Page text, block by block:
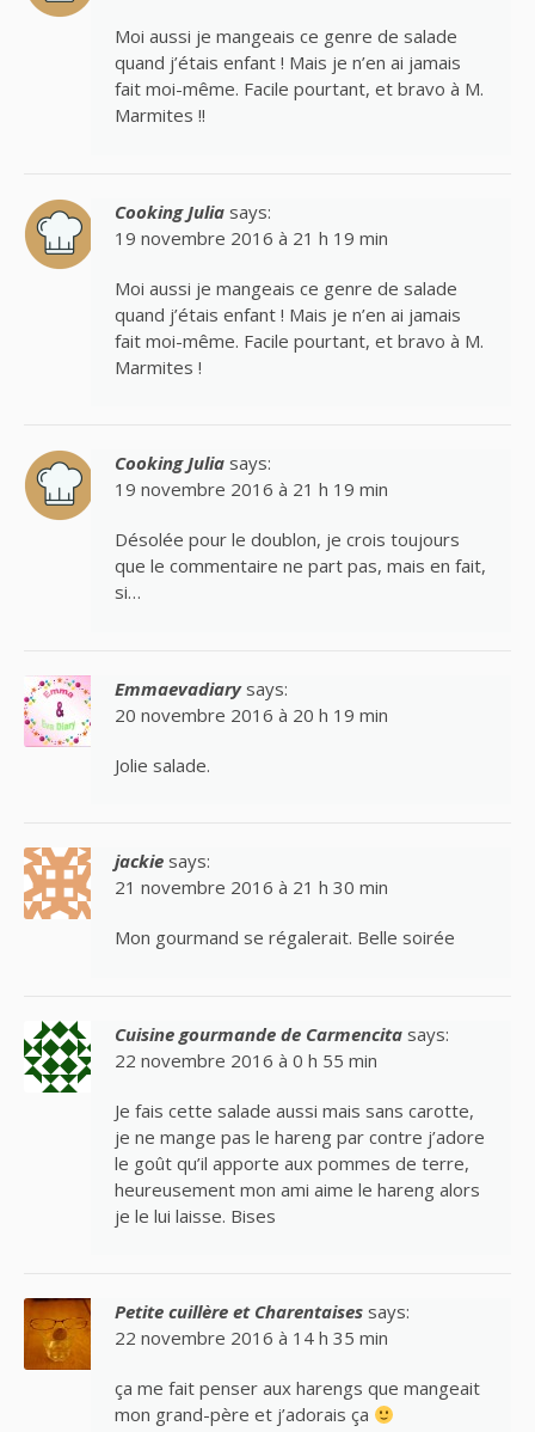
Moi aussi je mangeais ce genre de salade
quand j’étais enfant ! Mais je n’en ai jamais
fait moi-même. Facile pourtant, et bravo à M.
Marmites !!
Cooking Julia says:
19 novembre 2016 à 21 h 19 min
Moi aussi je mangeais ce genre de salade
quand j’étais enfant ! Mais je n’en ai jamais
fait moi-même. Facile pourtant, et bravo à M.
Marmites !
Cooking Julia says:
19 novembre 2016 à 21 h 19 min
Désolée pour le doublon, je crois toujours
que le commentaire ne part pas, mais en fait,
si…
Emmaevadiary says:
20 novembre 2016 à 20 h 19 min
Jolie salade.
jackie says:
21 novembre 2016 à 21 h 30 min
Mon gourmand se régalerait. Belle soirée
Cuisine gourmande de Carmencita says:
22 novembre 2016 à 0 h 55 min
Je fais cette salade aussi mais sans carotte,
je ne mange pas le hareng par contre j’adore
le goût qu’il apporte aux pommes de terre,
heureusement mon ami aime le hareng alors
je le lui laisse. Bises
Petite cuillère et Charentaises says:
22 novembre 2016 à 14 h 35 min
ça me fait penser aux harengs que mangeait
mon grand-père et j’adorais ça